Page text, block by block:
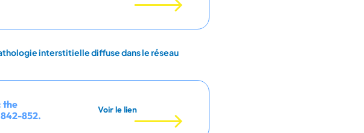
interstitielle diffuse dans le réseau
the
852.
Voir le lien